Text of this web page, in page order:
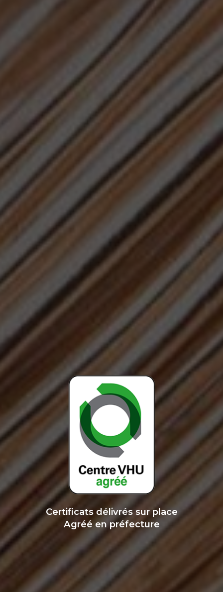
Certificats délivrés sur place
Agréé en préfecture